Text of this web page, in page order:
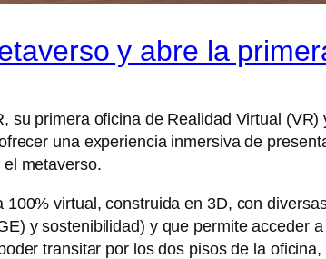
y abre la
su primera oficina de Realidad Virtual
una experiencia inmersiva de
metaverso.
100% virtual, construida en 3D, con
y sostenibilidad) y que permite acceder
transitar por los dos pisos de la